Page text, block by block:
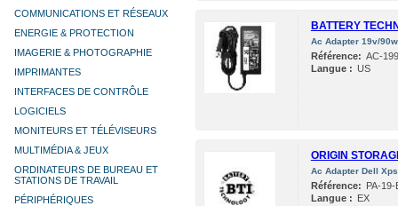
COMMUNICATIONS ET RÉSEAUX
ENERGIE & PROTECTION
IMAGERIE & PHOTOGRAPHIE
IMPRIMANTES
INTERFACES DE CONTRÔLE
LOGICIELS
MONITEURS ET TÉLÉVISEURS
MULTIMÉDIA & JEUX
ORDINATEURS DE BUREAU ET
STATIONS DE TRAVAIL
PÉRIPHÉRIQUES
BATTERY
Ac Adapter 19v/90w
Référence: AC-
Langue : US
ORIGIN
Ac Adapter Dell
Référence: PA-19-
Langue : EX